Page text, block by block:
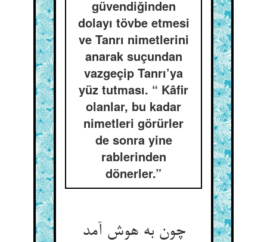
güvendiğinden
dolayı tövbe etmesi
ve Tanrı nimetlerini
anarak suçundan
vazgeçip Tanrı’ya
yüz tutması. “ Kâfir
olanlar, bu kadar
nimetleri görürler
de sonra yine
rablerinden
dönerler.”
چون به هوش آمد